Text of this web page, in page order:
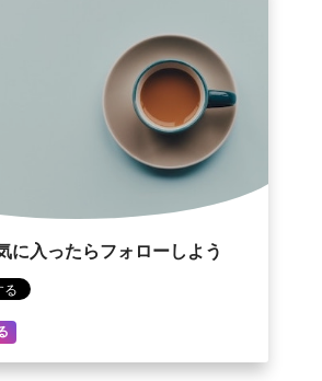
に入ったらフォローしよう